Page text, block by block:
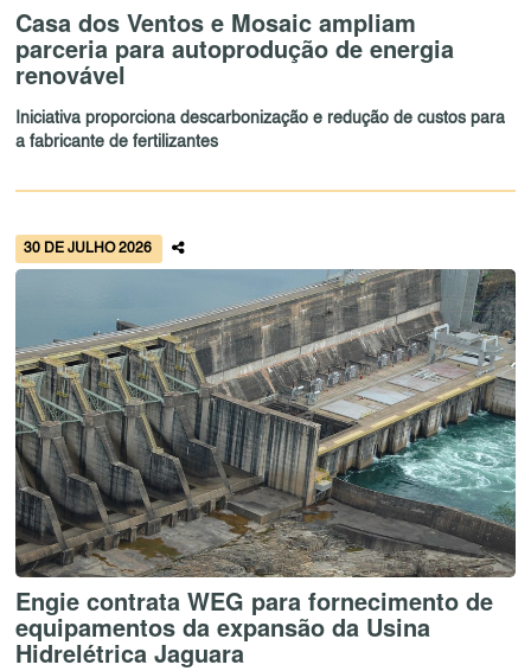
Casa dos Ventos e Mosaic ampliam
parceria para autoprodução de energia
renovável
Iniciativa proporciona descarbonização e redução de custos para
a fabricante de fertilizantes
30 DE JULHO 2026
Engie contrata WEG para fornecimento de
equipamentos da expansão da Usina
Hidrelétrica Jaguara